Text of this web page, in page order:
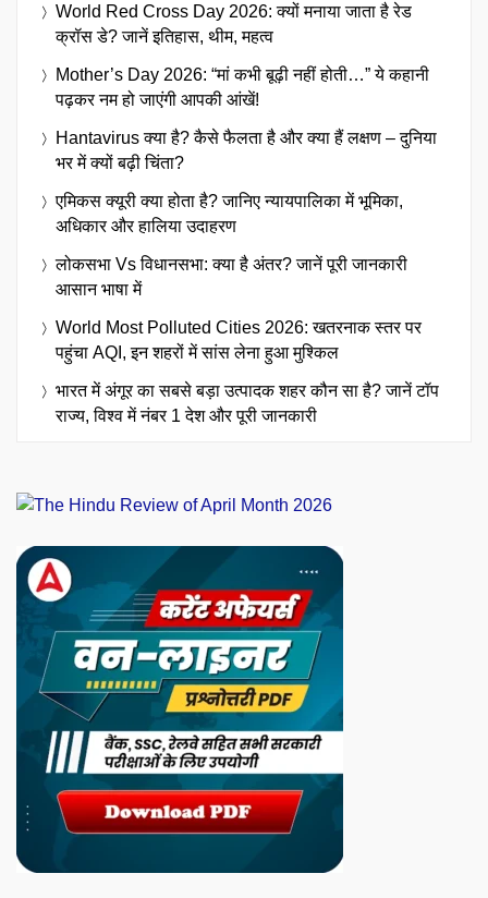
World Red Cross Day 2026: क्यों मनाया जाता है रेड
क्रॉस डे? जानें इतिहास, थीम, महत्व
Mother’s Day 2026: “मां कभी बूढ़ी नहीं होती…” ये कहानी
पढ़कर नम हो जाएंगी आपकी आंखें!
Hantavirus क्या है? कैसे फैलता है और क्या हैं लक्षण – दुनिया
भर में क्यों बढ़ी चिंता?
एमिकस क्यूरी क्या होता है? जानिए न्यायपालिका में भूमिका,
अधिकार और हालिया उदाहरण
लोकसभा Vs विधानसभा: क्या है अंतर? जानें पूरी जानकारी
आसान भाषा में
World Most Polluted Cities 2026: खतरनाक स्तर पर
पहुंचा AQI, इन शहरों में सांस लेना हुआ मुश्किल
भारत में अंगूर का सबसे बड़ा उत्पादक शहर कौन सा है? जानें टॉप
राज्य, विश्व में नंबर 1 देश और पूरी जानकारी